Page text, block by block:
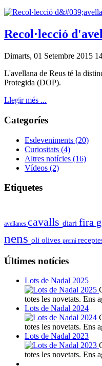
Recol·lecció
Dimarts, 01 Setembre 2015
L'avellana de Reus té la
Protegida (DOP).
Llegir més ...
Categoríes
Esdeveniments (20)
Curiositats (4)
Altres notícies (16)
Vídeos (2)
Etiquetes
avellanes cavalls diari fira
nens oli olives premi
Últimes notícies
Lots de Nadal 2025
totes les novetats. Ens
Lots de Nadal 2024
totes les novetats. Ens
Lots de Nadal 2023
totes les novetats. Ens